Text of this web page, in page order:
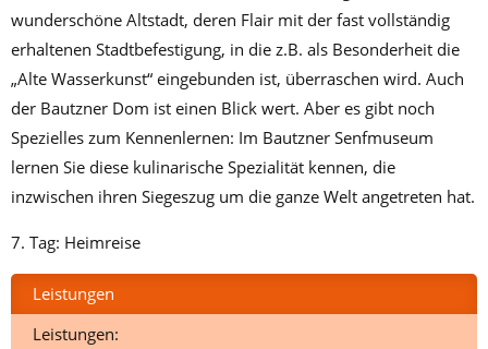
wunderschöne Altstadt, deren Flair mit der fast vollständig
erhaltenen Stadtbefestigung, in die z.B. als Besonderheit die
„Alte Wasserkunst“ eingebunden ist, überraschen wird. Auch
der Bautzner Dom ist einen Blick wert. Aber es gibt noch
Spezielles zum Kennenlernen: Im Bautzner Senfmuseum
lernen Sie diese kulinarische Spezialität kennen, die
inzwischen ihren Siegeszug um die ganze Welt angetreten hat.
7. Tag: Heimreise
Leistungen
Leistungen: